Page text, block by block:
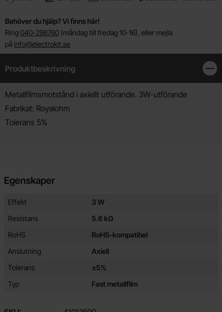
Behöver du hjälp? Vi finns här!
Ring 040-298760 (måndag till fredag 10-16), eller mejla
på info@electrokit.se
Produktbeskrivning
Produktbeskrivning
Metallfilmsmotstånd i axiellt utförande. 3W-utförande
Fabrikat: Royalohm
Tolerans 5%
Egenskaper
Egenskaper/attribut för denna produkt
Attribut
Effekt
3 W
Resistans
5.6 kΩ
RoHS
RoHS-kompatibel
Anslutning
Axiell
Tolerans
±5%
Typ
Fast metallfilm